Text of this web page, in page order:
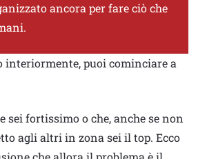
ancora per fare ciò che
interiormente, puoi cominciare a
sei fortissimo o che, anche se non
agli altri in zona sei il top. Ecco